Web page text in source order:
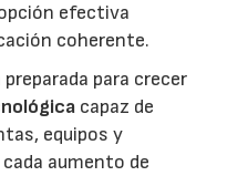
efectiva
coherente.
para crecer
capaz de
equipos y
aumento de